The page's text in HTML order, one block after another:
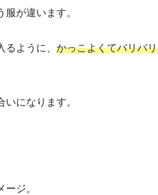
が違います。
ように、 かっこよくてバリバリ
になります。
ジ。